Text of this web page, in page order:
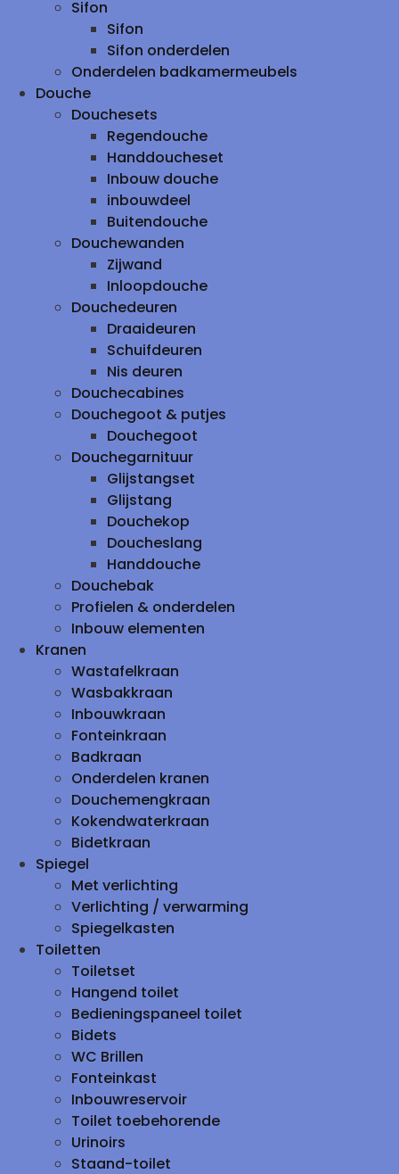
Sifon
Sifon
Sifon onderdelen
Onderdelen badkamermeubels
Douche
Douchesets
Regendouche
Handdoucheset
Inbouw douche
inbouwdeel
Buitendouche
Douchewanden
Zijwand
Inloopdouche
Douchedeuren
Draaideuren
Schuifdeuren
Nis deuren
Douchecabines
Douchegoot & putjes
Douchegoot
Douchegarnituur
Glijstangset
Glijstang
Douchekop
Doucheslang
Handdouche
Douchebak
Profielen & onderdelen
Inbouw elementen
Kranen
Wastafelkraan
Wasbakkraan
Inbouwkraan
Fonteinkraan
Badkraan
Onderdelen kranen
Douchemengkraan
Kokendwaterkraan
Bidetkraan
Spiegel
Met verlichting
Verlichting / verwarming
Spiegelkasten
Toiletten
Toiletset
Hangend toilet
Bedieningspaneel toilet
Bidets
WC Brillen
Fonteinkast
Inbouwreservoir
Toilet toebehorende
Urinoirs
Staand-toilet